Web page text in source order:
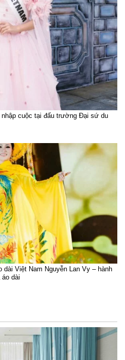
cuộc tại đấu trường Đại sứ du
dài Việt Nam Nguyễn Lan Vy – hành
dài